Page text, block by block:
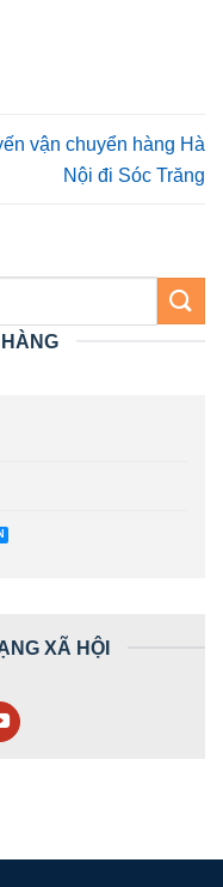
vận chuyển hàng Hà
Nội đi Sóc Trăng
XÃ HỘI